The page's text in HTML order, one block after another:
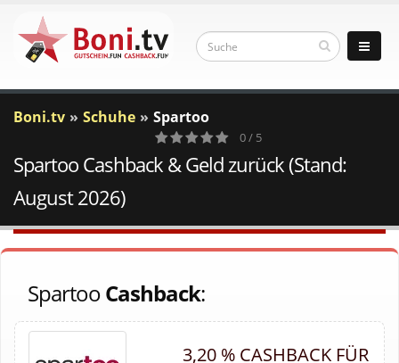
Boni.tv Schuhe Spartoo
0
Votes
0 / 5
Spartoo Cashback & Geld zurück (Stand:
August 2026)
SpartooCashback:
3,20 % CASHBACK FÜR